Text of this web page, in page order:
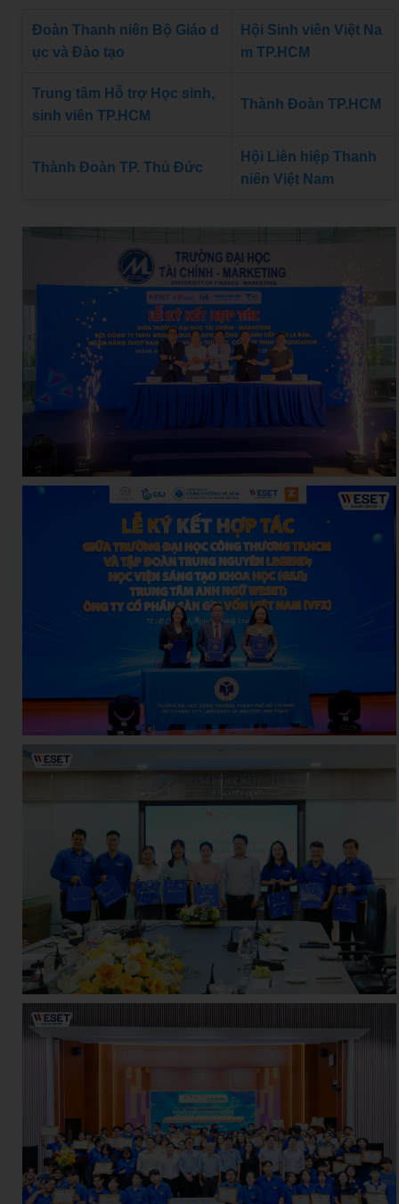
Đoàn Thanh niên Bộ Giáo d
ục và Đào tạo
Hội Sinh viên Việt Na
m TP.HCM
Trung tâm Hỗ trợ Học sinh,
sinh viên TP.HCM
Thành Đoàn TP.HCM
Thành Đoàn TP. Thủ Đức
Hội Liên hiệp Thanh
niên Việt Nam